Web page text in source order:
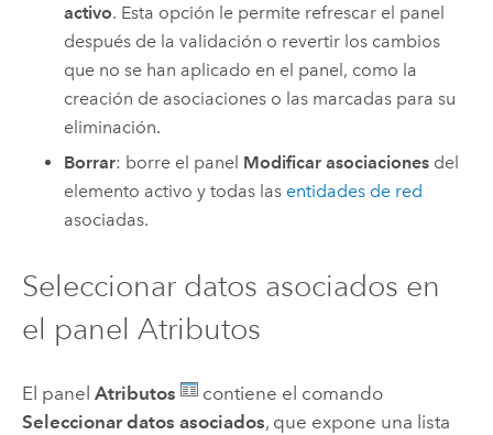
activo. Esta opción le permite refrescar el panel
después de la validación o revertir los cambios
que no se han aplicado en el panel, como la
creación de asociaciones o las marcadas para su
eliminación.
Borrar: borre el panel Modificar asociaciones del
elemento activo y todas las entidades de red
asociadas.
Seleccionar datos asociados en
el panel Atributos
El panel Atributos
contiene el comando
Seleccionar datos asociados, que expone una lista